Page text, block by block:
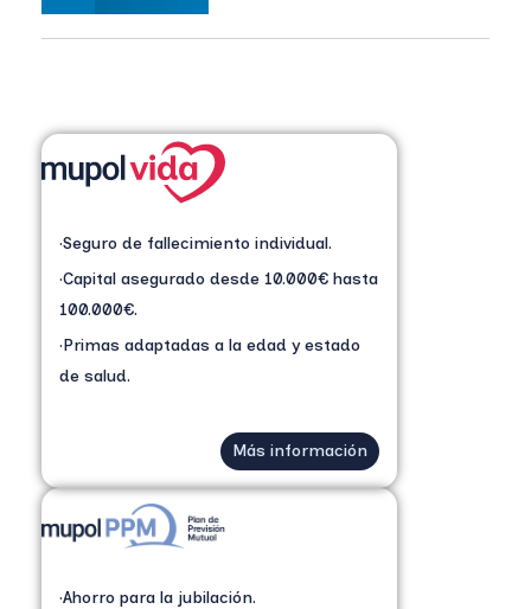
·Seguro de fallecimiento individual.
·Capital asegurado desde 10.000€ hasta
100.000€.
·Primas adaptadas a la edad y estado
de salud.
Más información
·Ahorro para la jubilación.